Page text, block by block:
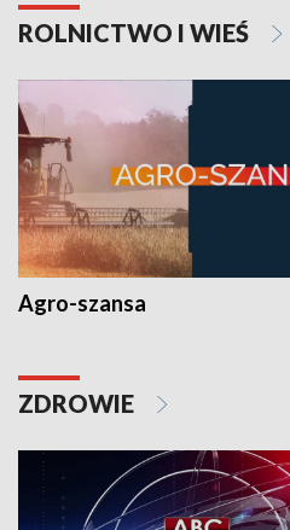
ROLNICTWO I WIEŚ
Agro-szansa
ZDROWIE